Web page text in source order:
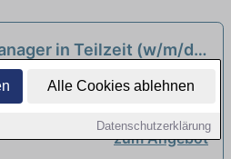
Alle Cookies ablehnen
Datenschutzerklärung
in Teilzeit (w/m/d)
am Rhein
zum Angebot